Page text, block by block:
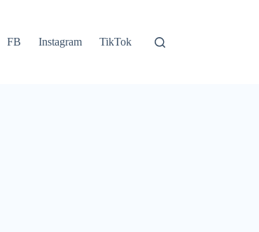
FB Instagram TikTok